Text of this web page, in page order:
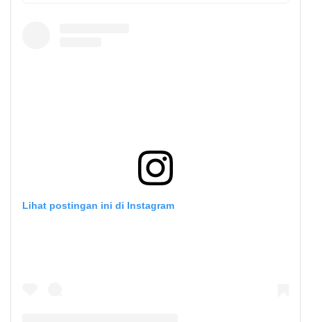
Lihat postingan ini di Instagram